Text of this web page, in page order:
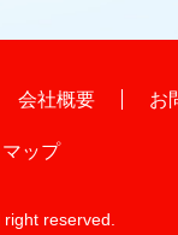
会社概要 お
ップ
reserved.